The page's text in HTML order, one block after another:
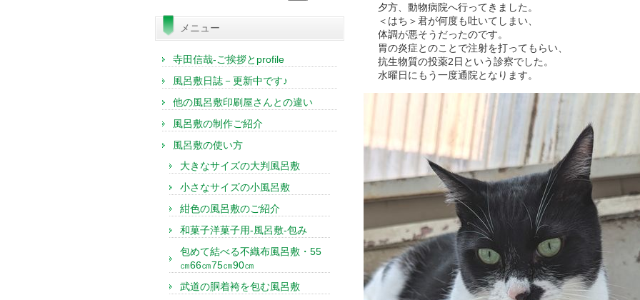
夕方、動物病院へ行ってきました。
＜はち＞君が何度も吐いてしまい、
体調が悪そうだったのです。
胃の炎症とのことで注射を打ってもらい、
抗生物質の投薬2日という診察でした。
水曜日にもう一度通院となります。
メニュー
寺田信哉-ご挨拶とprofile
風呂敷日誌－更新中です♪
他の風呂敷印刷屋さんとの違い
風呂敷の制作ご紹介
風呂敷の使い方
大きなサイズの大判風呂敷
小さなサイズの小風呂敷
紺色の風呂敷のご紹介
和菓子洋菓子用-風呂敷-包み
包めて結べる不織布風呂敷・55
㎝66㎝75㎝90㎝
武道の胴着袴を包む風呂敷